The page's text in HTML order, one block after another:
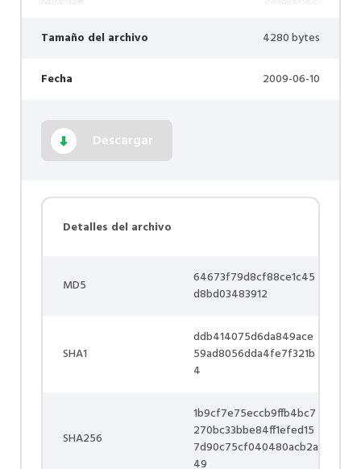
Tamaño del archivo 4280 bytes
Fecha 2009-06-10
Descargar
Detalles del archivo
MD5
64673f79d8cf88ce1c45
d8bd03483912
SHA1
ddb414075d6da849ace
59ad8056dda4fe7f321b
4
SHA256
1b9cf7e75eccb9ffb4bc7
270bc33bbe84ff1efed15
7d90c75cf040480acb2a
49